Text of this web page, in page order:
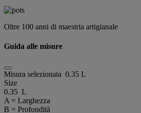
Oltre 100 anni di maestria artigianale
Guida alle misure
Misura selezionata 0.35 L
Size
0.35 L
A = Larghezza
B = Profondità